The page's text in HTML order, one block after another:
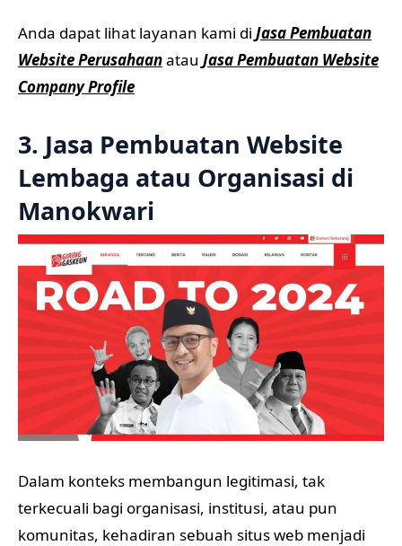
Anda dapat lihat layanan kami di Jasa Pembuatan
Website Perusahaanatau Jasa Pembuatan Website
Company Profile
3. Jasa Pembuatan Website
Lembaga atau Organisasi di
Manokwari
Dalam konteks membangun legitimasi, tak
terkecuali bagi organisasi, institusi, atau pun
komunitas, kehadiran sebuah situs web menjadi